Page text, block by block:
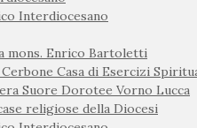
Interdiocesano
mons. Enrico Bartoletti
Casa di Esercizi
Suore Dorotee Vorno Lucca
religiose della Diocesi